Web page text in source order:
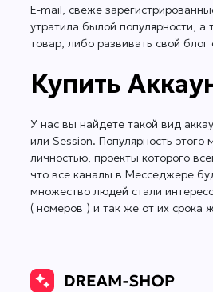
E-mail, свеже
утратила былой популярности, а
товар, либо развивать свой
Купить
У нас вы найдете такой вид
или Session. Популярность
личностью, проекты которого
что все каналы в Месседжере
множество людей стали
( номеров ) и так же от их срока